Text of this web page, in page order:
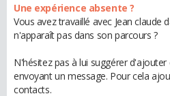
Une expérience absente ?
Vous avez travaillé avec Jean claude
n'apparaît pas dans son parcours ?
N'hésitez pas à lui suggérer
envoyant un message. Pour cela
contacts.